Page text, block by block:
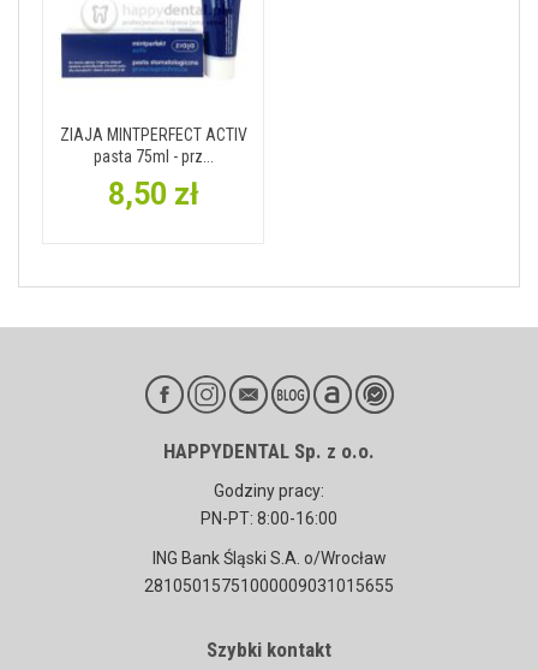
ZIAJA MINTPERFECT ACTIV
pasta 75ml - prz...
8,50 zł
HAPPYDENTAL Sp. z o.o.
Godziny pracy:
PN-PT: 8:00-16:00
ING Bank Śląski S.A. o/Wrocław
28105015751000009031015655
Szybki kontakt